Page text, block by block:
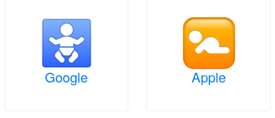
Apple
Google